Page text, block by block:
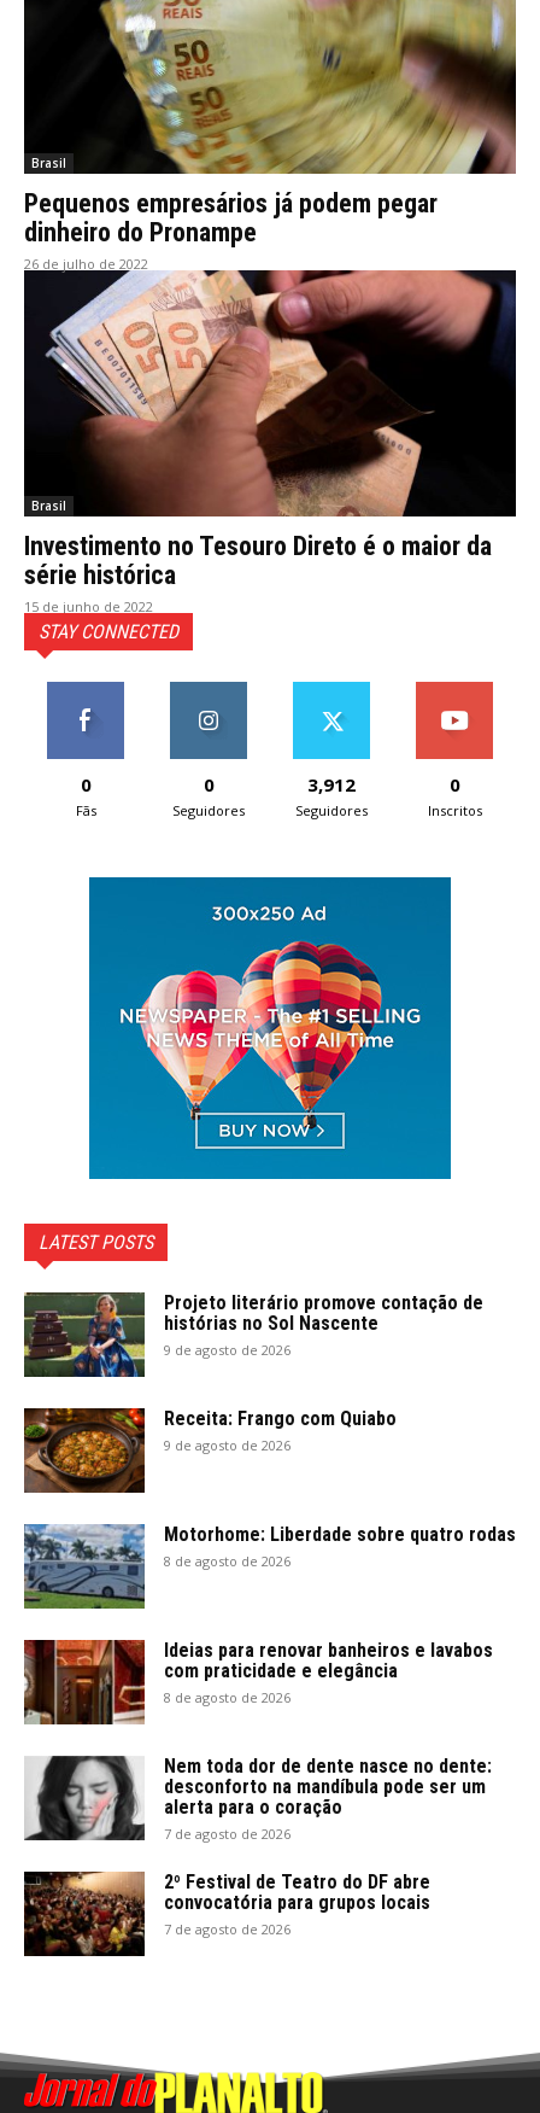
Brasil
Pequenos empresários já podem pegar
dinheiro do Pronampe
26 de julho de 2022
Brasil
Investimento no Tesouro Direto é o maior da
série histórica
15 de junho de 2022
STAY CONNECTED
0
Fãs
0
Seguidores
3,912
Seguidores
0
Inscritos
LATEST POSTS
Projeto literário promove contação de
histórias no Sol Nascente
9 de agosto de 2026
Receita: Frango com Quiabo
9 de agosto de 2026
Motorhome: Liberdade sobre quatro rodas
8 de agosto de 2026
Ideias para renovar banheiros e lavabos
com praticidade e elegância
8 de agosto de 2026
Nem toda dor de dente nasce no dente:
desconforto na mandíbula pode ser um
alerta para o coração
7 de agosto de 2026
2º Festival de Teatro do DF abre
convocatória para grupos locais
7 de agosto de 2026